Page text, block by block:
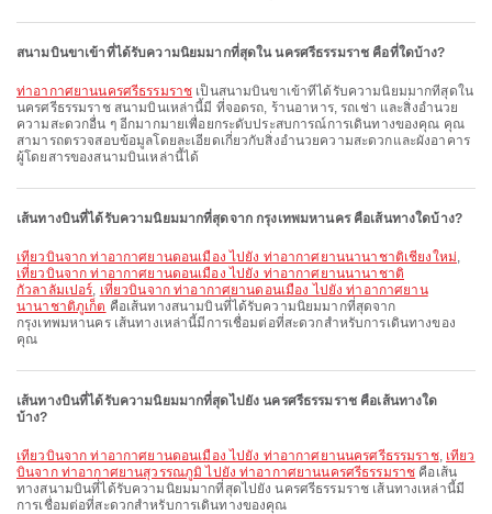
สนามบินขาเข้าที่ได้รับความนิยมมากที่สุดใน นครศรีธรรมราช คือที่ใดบ้าง?
ท่าอากาศยานนครศรีธรรมราช เป็นสนามบินขาเข้าที่ได้รับความนิยมมากที่สุดใน
นครศรีธรรมราช สนามบินเหล่านี้มี ที่จอดรถ, ร้านอาหาร, รถเช่า และสิ่งอำนวย
ความสะดวกอื่น ๆ อีกมากมายเพื่อยกระดับประสบการณ์การเดินทางของคุณ คุณ
สามารถตรวจสอบข้อมูลโดยละเอียดเกี่ยวกับสิ่งอำนวยความสะดวกและผังอาคาร
ผู้โดยสารของสนามบินเหล่านี้ได้
เส้นทางบินที่ได้รับความนิยมมากที่สุดจาก กรุงเทพมหานคร คือเส้นทางใดบ้าง?
เที่ยวบินจาก ท่าอากาศยานดอนเมือง ไปยัง ท่าอากาศยานนานาชาติเชียงใหม่,
เที่ยวบินจาก ท่าอากาศยานดอนเมือง ไปยัง ท่าอากาศยานนานาชาติ
กัวลาลัมเปอร์, เที่ยวบินจาก ท่าอากาศยานดอนเมือง ไปยัง ท่าอากาศยาน
นานาชาติภูเก็ต คือเส้นทางสนามบินที่ได้รับความนิยมมากที่สุดจาก
กรุงเทพมหานคร เส้นทางเหล่านี้มีการเชื่อมต่อที่สะดวกสำหรับการเดินทางของ
คุณ
เส้นทางบินที่ได้รับความนิยมมากที่สุดไปยัง นครศรีธรรมราช คือเส้นทางใด
บ้าง?
เที่ยวบินจาก ท่าอากาศยานดอนเมือง ไปยัง ท่าอากาศยานนครศรีธรรมราช, เที่ยว
บินจาก ท่าอากาศยานสุวรรณภูมิ ไปยัง ท่าอากาศยานนครศรีธรรมราช คือเส้น
ทางสนามบินที่ได้รับความนิยมมากที่สุดไปยัง นครศรีธรรมราช เส้นทางเหล่านี้มี
การเชื่อมต่อที่สะดวกสำหรับการเดินทางของคุณ